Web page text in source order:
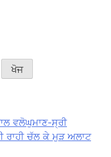
ਖੋਜ
ਵਲੋਘੁਮਾਣ-ਸ੍ਰੀ
ਰਾਹੀ ਚੱਲ ਕੇ ਮੁੜ ਅਲਾਟ